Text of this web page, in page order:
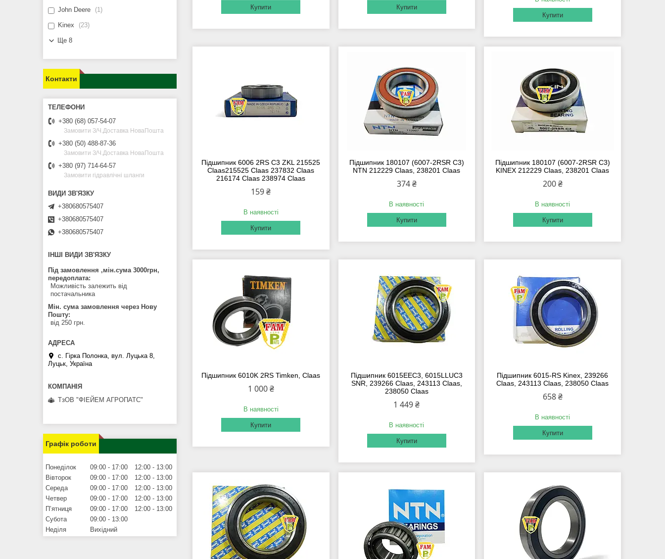
Купити Купити
Купити
Підшипник 6006 2RS C3 ZKL 215525
Claas215525 Claas 237832 Claas
216174 Claas 238974 Claas
159 ₴
В наявності
Купити
Підшипник 180107 (6007-2RSR C3)
NTN 212229 Claas, 238201 Claas
374 ₴
В наявності
Купити
Підшипник 180107 (6007-2RSR C3)
KINEX 212229 Claas, 238201 Claas
200 ₴
В наявності
Купити
Підшипник 6010K 2RS Timken, Claas
1 000 ₴
В наявності
Купити
Підшипник 6015EEC3, 6015LLUC3
SNR, 239266 Claas, 243113 Claas,
238050 Claas
1 449 ₴
В наявності
Купити
Підшипник 6015-RS Kinex, 239266
Claas, 243113 Claas, 238050 Claas
658 ₴
В наявності
Купити
John Deere 1
Kinex 23
Ще 8
Контакти
+380 (68) 057-54-07
Замовити З/Ч.Доставка НоваПошта
+380 (50) 488-87-36
Замовити З/Ч.Доставка НоваПошта
+380 (97) 714-64-57
Замовити гідравлічні шланги
+380680575407
+380680575407
+380680575407
ІНШІ ВИДИ ЗВ'ЯЗКУ
Під замовлення ,мін.сума 3000грн,
передоплата
Можливість залежить від
постачальника
Мін. сума замовлення через Нову
Пошту
від 250 грн.
с. Гірка Полонка, вул. Луцька 8,
Луцьк, Україна
ТзОВ "ФІЕЙЕМ АГРОПАТС"
Графік роботи
Понеділок 09:00 17:00 12:00
13:00
Вівторок
09:00 17:00 12:00
13:00
Середа
09:00 17:00 12:00
13:00
Четвер
09:00 17:00 12:00
13:00
Пʼятниця
09:00 17:00 12:00
13:00
Субота
09:00
13:00
Неділя
Вихідний